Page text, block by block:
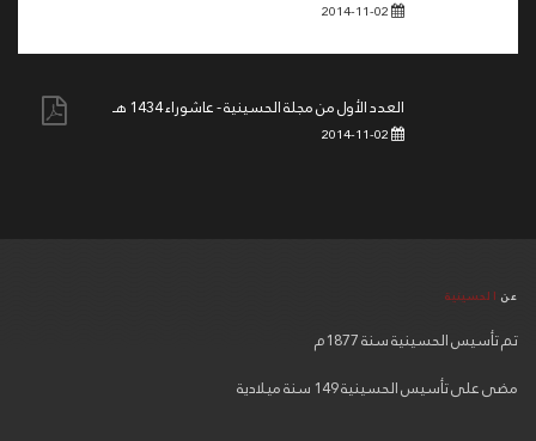
العدد الأول من مجلة الحسينية - عاشوراء 1434 هـ
عن الحسينية
تم تأسيس الحسينية سنة 1877م
مضى على تأسيس الحسينية 149 سنة ميلادية